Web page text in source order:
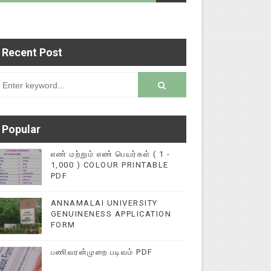
மின்னல் கல்விச் செய்தி இணையதளத்தில்
Recent Post
Popular
எண் மற்றும் எண் பெயர்கள் ( 1 -
1,000 ) COLOUR PRINTABLE
PDF
ANNAMALAI UNIVERSITY
GENUINENESS APPLICATION
FORM
பணிவரன்முறை படிவம் PDF